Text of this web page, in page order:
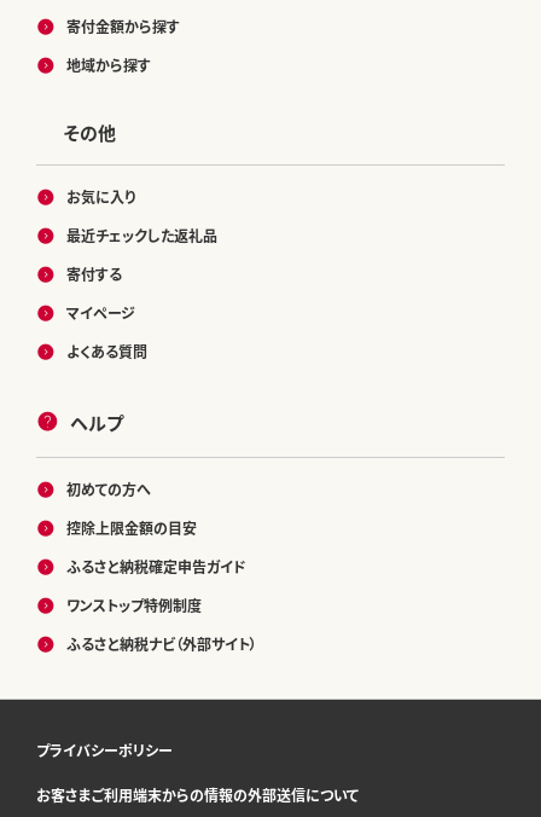
寄付金額から探す
地域から探す
その他
お気に入り
最近チェックした返礼品
寄付する
マイページ
よくある質問
ヘルプ
初めての方へ
控除上限金額の目安
ふるさと納税確定申告ガイド
ワンストップ特例制度
ふるさと納税ナビ（外部サイト）
プライバシーポリシー
お客さまご利用端末からの情報の外部送信について